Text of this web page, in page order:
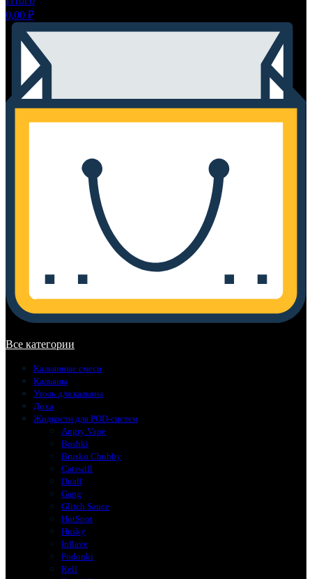
0,00 ₽
Все категории
Кальянные смеси
Кальяны
Уголь для кальяна
Доха
Жидкости для POD-систем
Angry Vape
Boshki
Brusko Chubby
Catswill
Duall
Gang
Glitch Sauce
HotSpot
Husky
Inflave
Podonki
Rell